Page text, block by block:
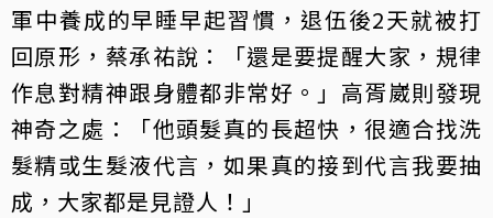
軍中養成的早睡早起習慣，退伍後2天就被打
回原形，蔡承祐說：「還是要提醒大家，規律
作息對精神跟身體都非常好。」高胥崴則發現
神奇之處：「他頭髮真的長超快，很適合找洗
髮精或生髮液代言，如果真的接到代言我要抽
成，大家都是見證人！」